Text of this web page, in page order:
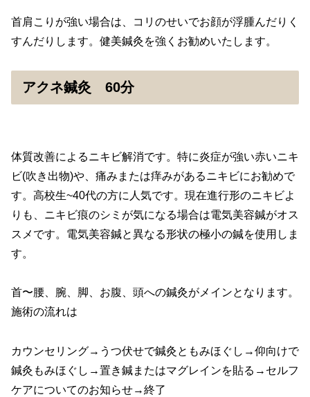
首肩こりが強い場合は、コリのせいでお顔が浮腫んだりく
すんだりします。健美鍼灸を強くお勧めいたします。
アクネ鍼灸 60分
体質改善によるニキビ解消です。特に炎症が強い赤いニキ
ビ(吹き出物)や、痛みまたは痒みがあるニキビにお勧めで
す。高校生~40代の方に人気です。現在進行形のニキビよ
りも、ニキビ痕のシミが気になる場合は電気美容鍼がオス
スメです。電気美容鍼と異なる形状の極小の鍼を使用しま
す。
首〜腰、腕、脚、お腹、頭への鍼灸がメインとなります。
施術の流れは
カウンセリング→うつ伏せで鍼灸ともみほぐし→仰向けで
鍼灸もみほぐし→置き鍼またはマグレインを貼る→セルフ
ケアについてのお知らせ→終了